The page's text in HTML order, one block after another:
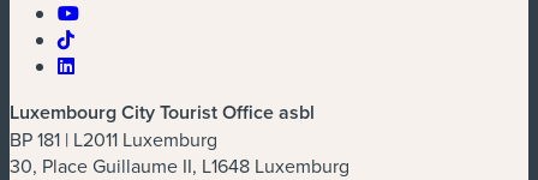
Luxembourg City Tourist Office asbl
BP 181 | L2011 Luxemburg
30, Place Guillaume II, L1648 Luxemburg